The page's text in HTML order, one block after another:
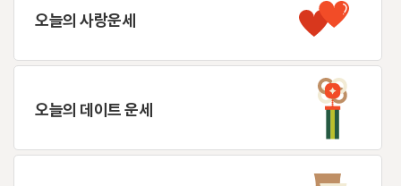
오늘의 사랑운세
오늘의 데이트 운세